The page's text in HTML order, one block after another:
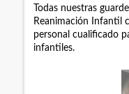
Todas nuestras
Reanimación Infantil
personal cualificado
infantiles.